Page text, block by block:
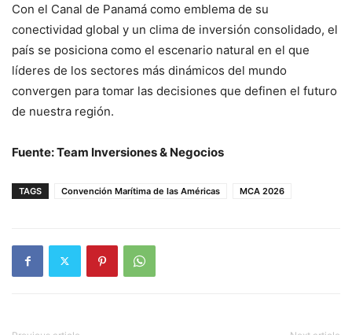
Con el Canal de Panamá como emblema de su
conectividad global y un clima de inversión consolidado, el
país se posiciona como el escenario natural en el que
líderes de los sectores más dinámicos del mundo
convergen para tomar las decisiones que definen el futuro
de nuestra región.
Fuente: Team Inversiones & Negocios
TAGS Convención Marítima de las Américas MCA 2026